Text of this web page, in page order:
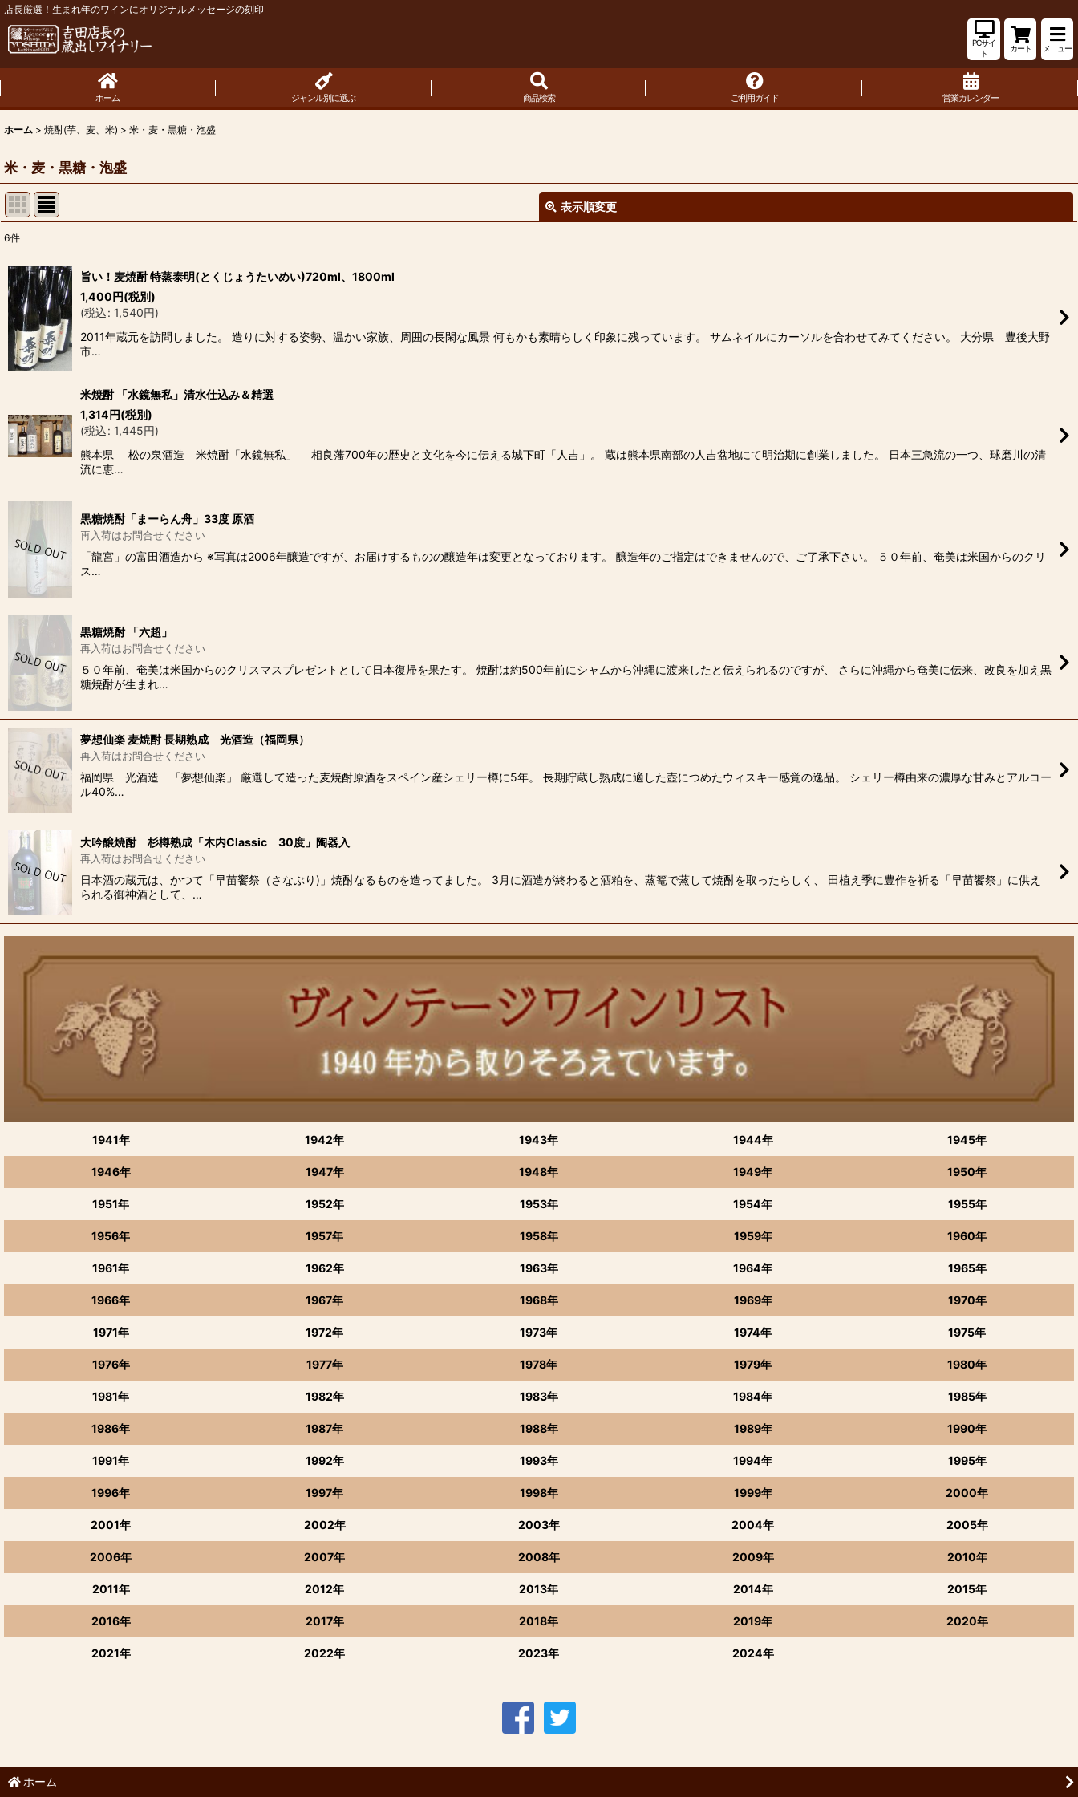
店長厳選！生まれ年のワインにオリジナルメッセージの刻印
PCサイ
ト
カート メニュー
ホーム ジャンル別に選ぶ 商品検索 ご利用ガイド 営業カレンダー
ホーム > 焼酎(芋、麦、米) > 米・麦・黒糖・泡盛
米・麦・黒糖・泡盛
表示順変更
並び順:
絞り込む
6件
旨い！麦焼酎 特蒸泰明(とくじょうたいめい)720ml、1800ml
1,400円(税別)
(税込: 1,540円)
2011年蔵元を訪問しました。 造りに対する姿勢、温かい家族、周囲の長閑な風景 何もかも素晴らしく印象に残っています。 サムネイルにカーソルを合わせてみてください。 大分県 豊後大野
市…
米焼酎 「水鏡無私」清水仕込み＆精選
1,314円(税別)
(税込: 1,445円)
熊本県 松の泉酒造 米焼酎「水鏡無私」 相良藩700年の歴史と文化を今に伝える城下町「人吉」。 蔵は熊本県南部の人吉盆地にて明治期に創業しました。 日本三急流の一つ、球磨川の清
流に恵…
黒糖焼酎「まーらん舟」33度 原酒
再入荷はお問合せください
「龍宮」の富田酒造から ※写真は2006年醸造ですが、お届けするものの醸造年は変更となっております。 醸造年のご指定はできませんので、ご了承下さい。 ５０年前、奄美は米国からのクリ
ス…
黒糖焼酎 「六超」
再入荷はお問合せください
５０年前、奄美は米国からのクリスマスプレゼントとして日本復帰を果たす。 焼酎は約500年前にシャムから沖縄に渡来したと伝えられるのですが、 さらに沖縄から奄美に伝来、改良を加え黒
糖焼酎が生まれ…
夢想仙楽 麦焼酎 長期熟成 光酒造（福岡県）
再入荷はお問合せください
福岡県 光酒造 「夢想仙楽」 厳選して造った麦焼酎原酒をスペイン産シェリー樽に5年。 長期貯蔵し熟成に適した壺につめたウィスキー感覚の逸品。 シェリー樽由来の濃厚な甘みとアルコー
ル40%…
大吟醸焼酎 杉樽熟成「木内Classic 30度」陶器入
再入荷はお問合せください
日本酒の蔵元は、かつて「早苗饗祭（さなぶり)」焼酎なるものを造ってました。 3月に酒造が終わると酒粕を、蒸篭で蒸して焼酎を取ったらしく、 田植え季に豊作を祈る「早苗饗祭」に供え
られる御神酒として、…
1941年 1942年 1943年 1944年 1945年
1946年 1947年 1948年 1949年 1950年
1951年 1952年 1953年 1954年 1955年
1956年 1957年 1958年 1959年 1960年
1961年 1962年 1963年 1964年 1965年
1966年 1967年 1968年 1969年 1970年
1971年 1972年 1973年 1974年 1975年
1976年 1977年 1978年 1979年 1980年
1981年 1982年 1983年 1984年 1985年
1986年 1987年 1988年 1989年 1990年
1991年 1992年 1993年 1994年 1995年
1996年 1997年 1998年 1999年 2000年
2001年 2002年 2003年 2004年 2005年
2006年 2007年 2008年 2009年 2010年
2011年 2012年 2013年 2014年 2015年
2016年 2017年 2018年 2019年 2020年
2021年 2022年 2023年 2024年
ホーム